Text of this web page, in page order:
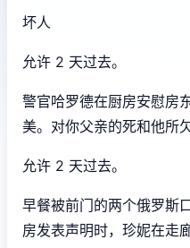
坏人
允许 2 天过去。
警官哈罗德在厨房安慰房
美。对你父亲的死和他所
允许 2 天过去。
早餐被前门的两个俄罗斯
房发表声明时，珍妮在走